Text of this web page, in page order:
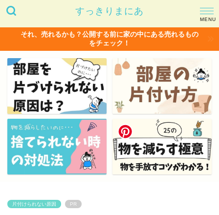
すっきりまにあ
それ、売れるかも？公開する前に家の中にある売れるもの
をチェック！
片付けられない原因 PR